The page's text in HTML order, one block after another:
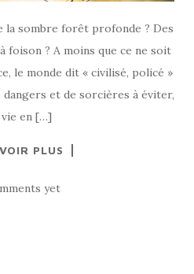
sombre forêt profonde ? Des
foison ? A moins que ce ne soit
le monde dit « civilisé, policé »
et de sorcières à éviter,
en […]
PLUS
yet